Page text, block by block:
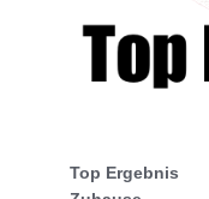
Top Ergebnis